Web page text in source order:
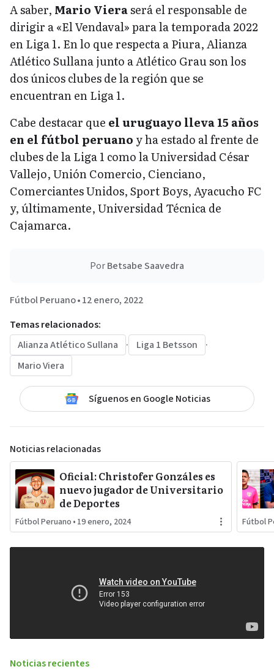
A saber, Mario Vieraserá el responsable de
dirigir a «El Vendaval» para la temporada 2022
en Liga 1. En lo que respecta a Piura, Alianza
Atlético Sullana junto a Atlético Grau son los
dos únicos clubes de la región que se
encuentran en Liga 1.
Cabe destacar que el uruguayo lleva 15 años
en el fútbol peruano y ha estado al frente de
clubes de la Liga 1 como la Universidad César
Vallejo, Unión Comercio, Cienciano,
Comerciantes Unidos, Sport Boys, Ayacucho FC
y, últimamente, Universidad Técnica de
Cajamarca.
PorBetsabe Saavedra
Fútbol Peruano•12 enero, 2022
Temas relacionados:
Alianza Atlético Sullana
· Liga 1 Betsson
·
Mario Viera
Síguenos en Google Noticias
Noticias relacionadas
Oficial: Christofer Gonzáles es
nuevo jugador de Universitario
de Deportes
Fútbol Peruano • 19 enero, 2024 Fútbol
Noticias recientes